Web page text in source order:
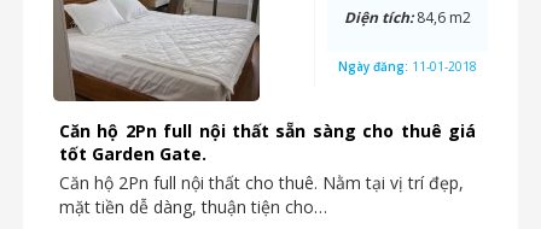
Căn hộ 2Pn full nội thất sẵn sàng cho thuê giá
tốt Garden Gate.
Căn hộ 2Pn full nội thất cho thuê. Nằm tại vị trí đẹp,
mặt tiền dễ dàng, thuận tiện cho…
Diện tích:84,6 m2
Ngày đăng: 11-01-2018